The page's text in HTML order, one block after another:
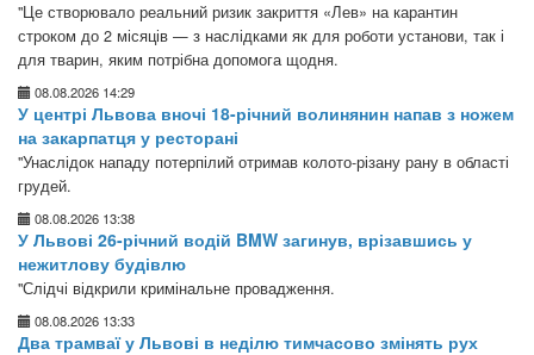
"Це створювало реальний ризик закриття «Лев» на карантин
строком до 2 місяців — з наслідками як для роботи установи, так і
для тварин, яким потрібна допомога щодня.
08.08.2026 14:29
У центрі Львова вночі 18-річний волинянин напав з ножем
на закарпатця у ресторані
"Унаслідок нападу потерпілий отримав колото-різану рану в області
грудей.
08.08.2026 13:38
У Львові 26-річний водій BMW загинув, врізавшись у
нежитлову будівлю
"Слідчі відкрили кримінальне провадження.
08.08.2026 13:33
Два трамваї у Львові в неділю тимчасово змінять рух